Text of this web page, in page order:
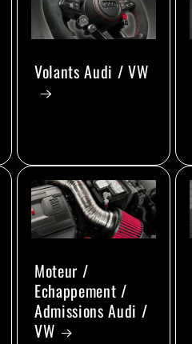
Volants Audi / VW
Moteur /
Echappement /
Admissions Audi /
VW